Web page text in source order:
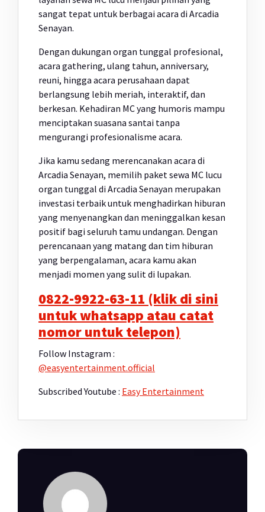
sangat tepat untuk berbagai acara di Arcadia
Senayan.
Dengan dukungan organ tunggal profesional,
acara gathering, ulang tahun, anniversary,
reuni, hingga acara perusahaan dapat
berlangsung lebih meriah, interaktif, dan
berkesan. Kehadiran MC yang humoris mampu
menciptakan suasana santai tanpa
mengurangi profesionalisme acara.
Jika kamu sedang merencanakan acara di
Arcadia Senayan, memilih paket sewa MC lucu
organ tunggal di Arcadia Senayan merupakan
investasi terbaik untuk menghadirkan hiburan
yang menyenangkan dan meninggalkan kesan
positif bagi seluruh tamu undangan. Dengan
perencanaan yang matang dan tim hiburan
yang berpengalaman, acara kamu akan
menjadi momen yang sulit di lupakan.
0822-9922-63-11 (klik di sini
untuk whatsapp atau catat
nomor untuk telepon)
Follow Instagram :
@easyentertainment.official
Subscribed Youtube : Easy Entertainment